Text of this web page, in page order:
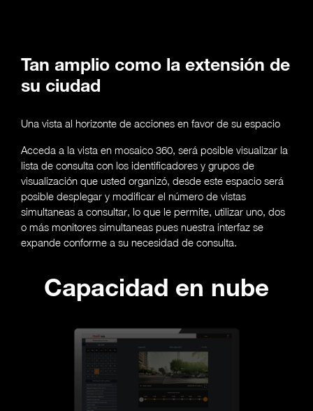
Tan amplio como la extensión de
su ciudad
Una vista al horizonte de acciones en favor de su espacio
Acceda a la vista en mosaico 360, será posible visualizar la
lista de consulta con los identificadores y grupos de
visualización que usted organizó, desde este espacio será
posible desplegar y modificar el número de vistas
simultaneas a consultar, lo que le permite, utilizar uno, dos
o más monitores simultaneas pues nuestra interfaz se
expande conforme a su necesidad de consulta.
Capacidad en nube